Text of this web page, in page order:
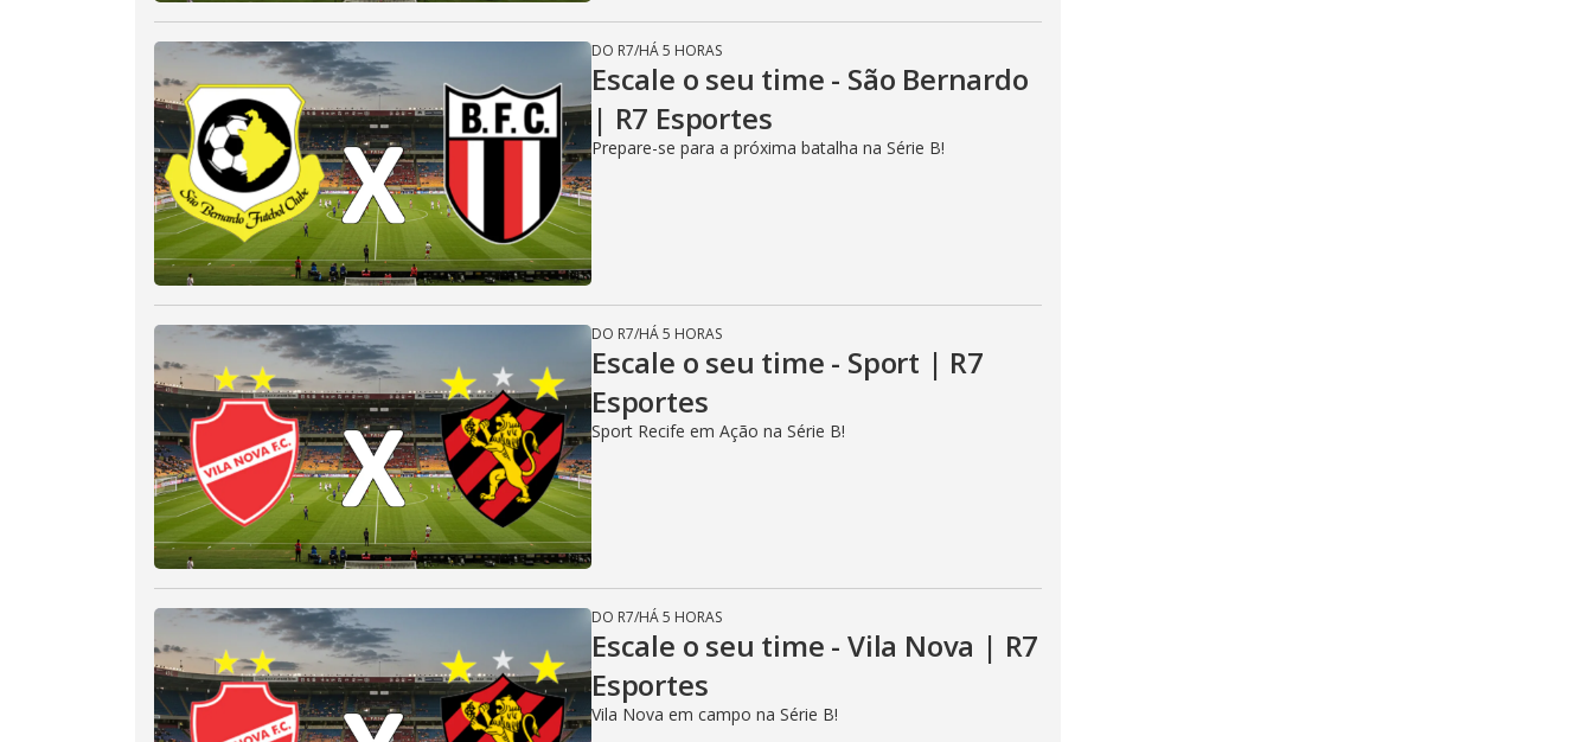
DO R7/HÁ 5 HORAS
Escale o seu time - São Bernardo
| R7 Esportes
Prepare-se para a próxima batalha na Série B!
DO R7/HÁ 5 HORAS
Escale o seu time - Sport | R7
Esportes
Sport Recife em Ação na Série B!
DO R7/HÁ 5 HORAS
Escale o seu time - Vila Nova | R7
Esportes
Vila Nova em campo na Série B!